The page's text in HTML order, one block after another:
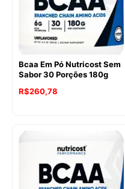
Bcaa Em Pó Nutricost Sem
Sabor 30 Porções 180g
R$260,78